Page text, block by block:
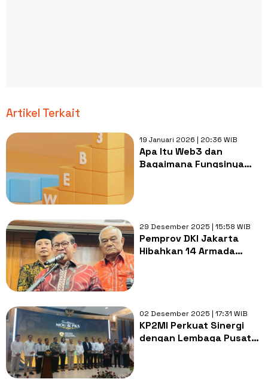
Artikel Terkait
19 Januari 2026 | 20:36 WIB
Apa Itu Web3 dan
Bagaimana Fungsinya
29 Desember 2025 | 15:58 WIB
Pemprov DKI Jakarta
Hibahkan 14 Armada
02 Desember 2025 | 17:31 WIB
KP2MI Perkuat Sinergi
dengan Lembaga Pusat